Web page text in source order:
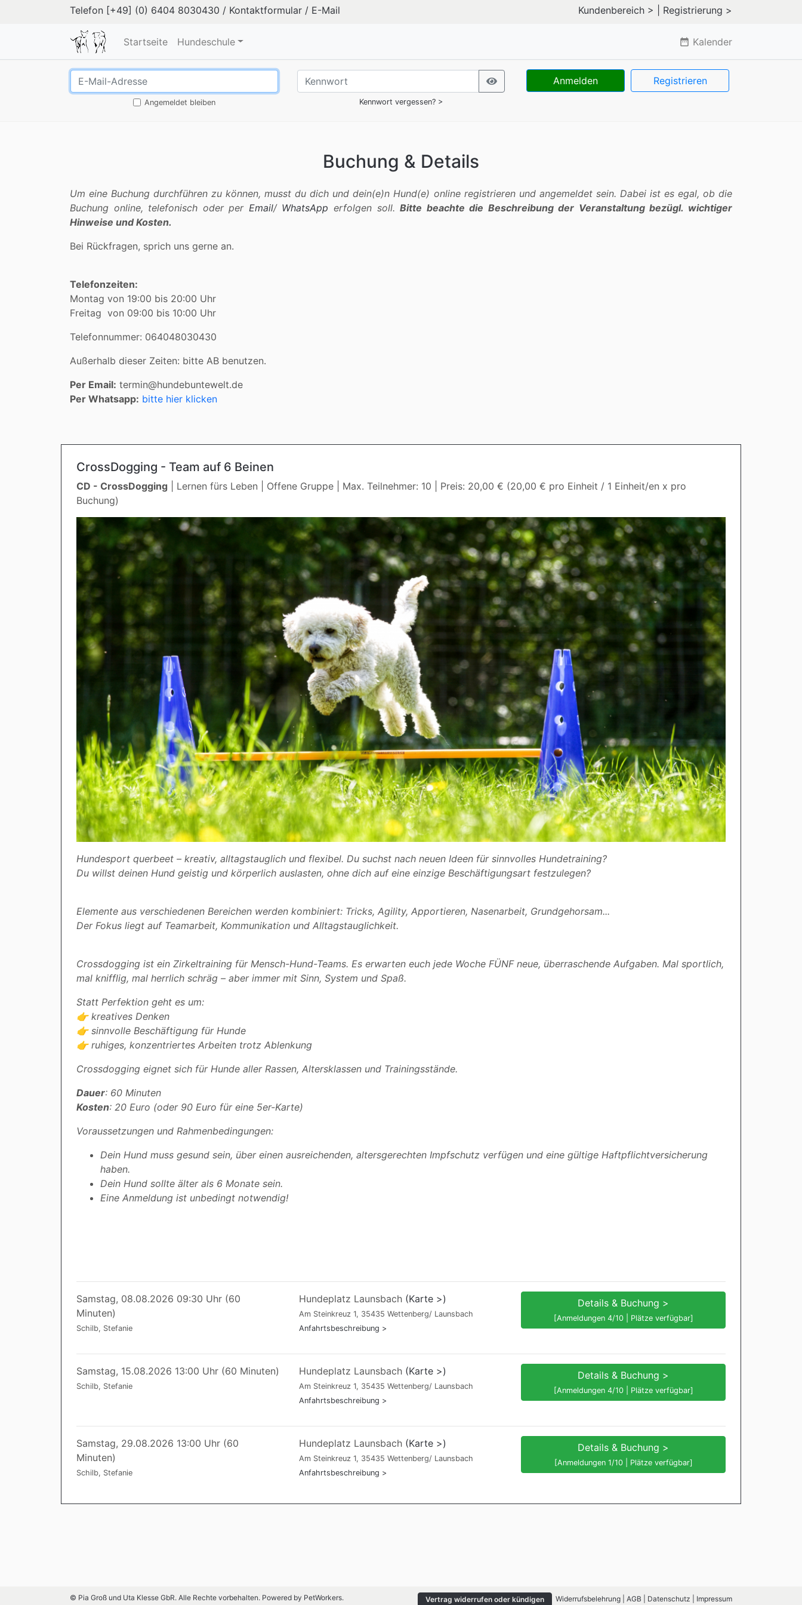
Telefon [+49] (0) 6404 8030430 / Kontaktformular / E-Mail Kundenbereich > | Registrierung >
Startseite Hundeschule date_range Kalender
Angemeldet bleiben Kennwort vergessen? >
Anmelden Registrieren
Buchung & Details
Um eine Buchung durchführen zu können, musst du dich und dein(e)n Hund(e) online registrieren und angemeldet sein. Dabei ist es egal, ob die
Buchung online, telefonisch oder per Email/ WhatsApp erfolgen soll.Bitte beachte die Beschreibung der Veranstaltung bezügl. wichtiger
Hinweise und Kosten.
Bei Rückfragen, sprich uns gerne an.
Telefonzeiten:
Montag von 19:00 bis 20:00 Uhr
Freitag von 09:00 bis 10:00 Uhr
Telefonnummer: 064048030430
Außerhalb dieser Zeiten: bitte AB benutzen.
Per Email: termin@hundebuntewelt.de
Per Whatsapp: bitte hier klicken
CrossDogging - Team auf 6 Beinen
CD - CrossDogging | Lernen fürs Leben | Offene Gruppe | Max. Teilnehmer: 10 | Preis: 20,00 € (20,00 € pro Einheit / 1 Einheit/en x pro
Buchung)
Hundesport querbeet – kreativ, alltagstauglich und flexibel. Du suchst nach neuen Ideen für sinnvolles Hundetraining?
Du willst deinen Hund geistig und körperlich auslasten, ohne dich auf eine einzige Beschäftigungsart festzulegen?
Elemente aus verschiedenen Bereichen werden kombiniert: Tricks, Agility, Apportieren, Nasenarbeit, Grundgehorsam...
Der Fokus liegt auf Teamarbeit, Kommunikation und Alltagstauglichkeit.
Crossdogging ist ein Zirkeltraining für Mensch-Hund-Teams. Es erwarten euch jede Woche FÜNF neue, überraschende Aufgaben. Mal sportlich,
mal knifflig, mal herrlich schräg – aber immer mit Sinn, System und Spaß.
Statt Perfektion geht es um:
👉 kreatives Denken
👉 sinnvolle Beschäftigung für Hunde
👉 ruhiges, konzentriertes Arbeiten trotz Ablenkung
Crossdogging eignet sich für Hunde aller Rassen, Altersklassen und Trainingsstände.
Dauer: 60 Minuten
Kosten: 20 Euro (oder 90 Euro für eine 5er-Karte)
Voraussetzungen und Rahmenbedingungen:
Dein Hund muss gesund sein, über einen ausreichenden, altersgerechten Impfschutz verfügen und eine gültige Haftpflichtversicherung
haben.
Dein Hund sollte älter als 6 Monate sein.
Eine Anmeldung ist unbedingt notwendig!
Samstag, 08.08.2026 09:30 Uhr (60
Minuten)
Schilb, Stefanie
Hundeplatz Launsbach (Karte >)
Am Steinkreuz 1, 35435 Wettenberg/ Launsbach
Anfahrtsbeschreibung >
Details & Buchung >
[Anmeldungen 4/10 | Plätze verfügbar]
Samstag, 15.08.2026 13:00 Uhr (60 Minuten)
Schilb, Stefanie
Hundeplatz Launsbach (Karte >)
Am Steinkreuz 1, 35435 Wettenberg/ Launsbach
Anfahrtsbeschreibung >
Details & Buchung >
[Anmeldungen 4/10 | Plätze verfügbar]
Samstag, 29.08.2026 13:00 Uhr (60
Minuten)
Schilb, Stefanie
Hundeplatz Launsbach (Karte >)
Am Steinkreuz 1, 35435 Wettenberg/ Launsbach
Anfahrtsbeschreibung >
Details & Buchung >
[Anmeldungen 1/10 | Plätze verfügbar]
© Pia Groß und Uta Klesse GbR. Alle Rechte vorbehalten. Powered by PetWorkers. Vertrag widerrufen oder kündigen Widerrufsbelehrung AGB Datenschutz Impressum